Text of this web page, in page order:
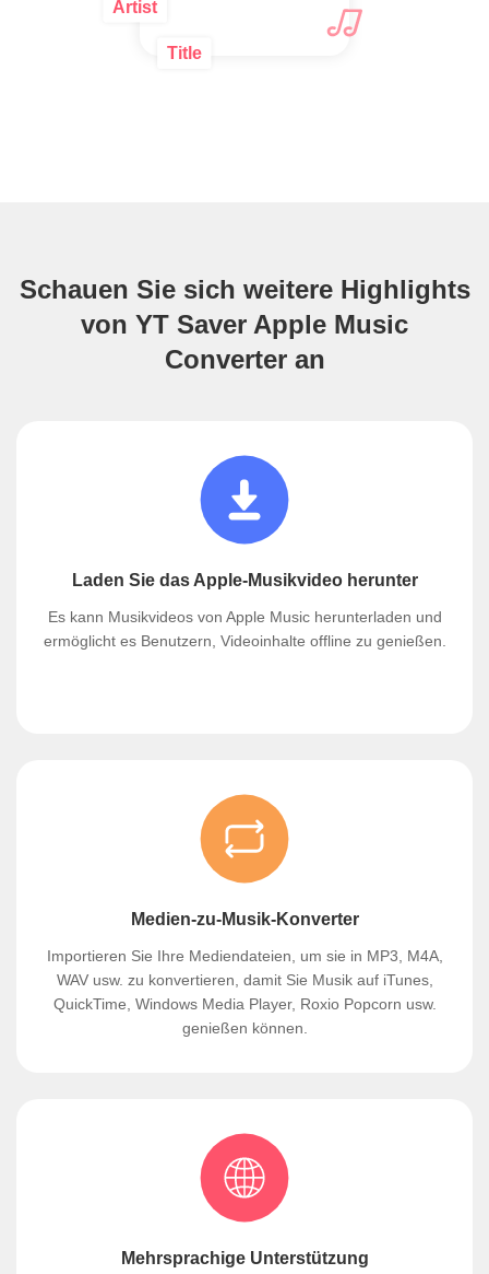
Schauen Sie sich weitere Highlights
von YT Saver Apple Music
Converter an
Laden Sie das Apple-Musikvideo herunter
Es kann Musikvideos von Apple Music herunterladen und
ermöglicht es Benutzern, Videoinhalte offline zu genießen.
Medien-zu-Musik-Konverter
Importieren Sie Ihre Mediendateien, um sie in MP3, M4A,
WAV usw. zu konvertieren, damit Sie Musik auf iTunes,
QuickTime, Windows Media Player, Roxio Popcorn usw.
genießen können.
Mehrsprachige Unterstützung